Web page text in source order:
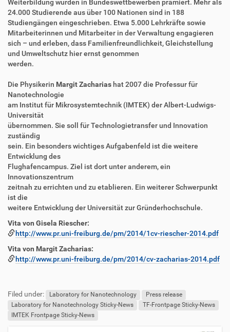
Weiterbildung wurden in Bundeswettbewerben prämiert. Mehr als
24.000 Studierende aus über 100 Nationen sind in 188
Studiengängen eingeschrieben. Etwa 5.000 Lehrkräfte sowie
Mitarbeiterinnen und Mitarbeiter in der Verwaltung engagieren
sich – und erleben, dass Familienfreundlichkeit, Gleichstellung
und Umweltschutz hier ernst genommen
werden.
Die Physikerin Margit Zacharias hat 2007 die Professur für
Nanotechnologie
am Institut für Mikrosystemtechnik (IMTEK) der Albert-Ludwigs-
Universität
übernommen. Sie soll für Technologietransfer und Innovation
zuständig
sein. Ein besonders wichtiges Aufgabenfeld ist die weitere
Entwicklung des
Flughafencampus. Ziel ist dort unter anderem, ein
Innovationszentrum
zeitnah zu errichten und zu etablieren. Ein weiterer Schwerpunkt
ist die
weitere Entwicklung der Universität zur Gründerhochschule.
Vita von Gisela Riescher:
http://www.pr.uni-freiburg.de/pm/2014/1cv-riescher-2014.pdf
Vita von Margit Zacharias:
http://www.pr.uni-freiburg.de/pm/2014/cv-zacharias-2014.pdf
ß
n
z
Filed under: Laboratory for Nanotechnology
Press release
Laboratory for Nanotechnology Sticky-News
TF-Frontpage Sticky-News
IMTEK Frontpage Sticky-News